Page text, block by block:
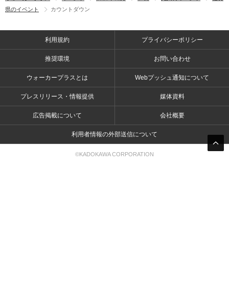
県のイベント
カウントダウン
利用規約 プライバシーポリシー
推奨環境 お問い合わせ
ウォーカープラスとは Webプッシュ通知について
プレスリリース・情報提供 媒体資料
広告掲載について 会社概要
利用者情報の外部送信について
©KADOKAWA CORPORATION